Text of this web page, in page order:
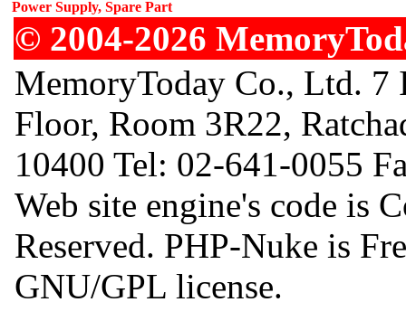
Power Supply, Spare Part
© 2004-2026
MemoryToday Co., Ltd.
Floor, Room 3R22,
10400 Tel: 02-641-0055
Web site engine's code is
Reserved. PHP-Nuke is
GNU/GPL license.